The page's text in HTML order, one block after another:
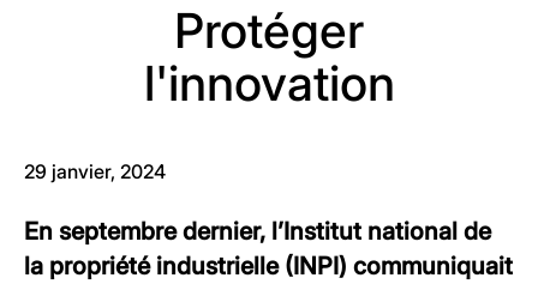
Protéger
l'innovation
29 janvier, 2024
En septembre dernier, l’Institut national de
la propriété industrielle (INPI) communiquait